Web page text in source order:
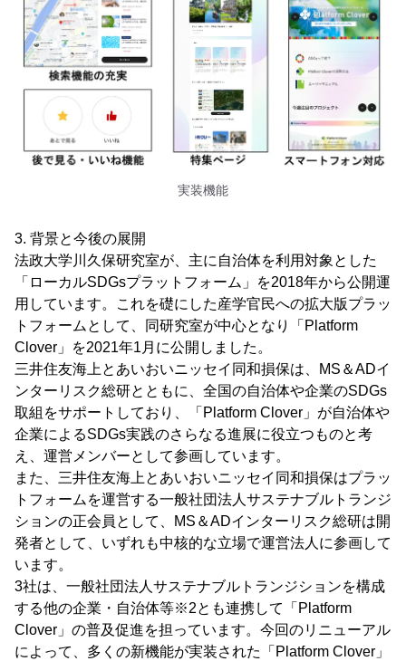
実装機能
3. 背景と今後の展開
法政大学川久保研究室が、主に自治体を利用対象とした
「ローカルSDGsプラットフォーム」を2018年から公開運
用しています。これを礎にした産学官民への拡大版プラッ
トフォームとして、同研究室が中心となり「Platform
Clover」を2021年1月に公開しました。
三井住友海上とあいおいニッセイ同和損保は、MS＆ADイ
ンターリスク総研とともに、全国の自治体や企業のSDGs
取組をサポートしており、「Platform Clover」が自治体や
企業によるSDGs実践のさらなる進展に役立つものと考
え、運営メンバーとして参画しています。
また、三井住友海上とあいおいニッセイ同和損保はプラッ
トフォームを運営する一般社団法人サステナブルトランジ
ションの正会員として、MS＆ADインターリスク総研は開
発者として、いずれも中核的な立場で運営法人に参画して
います。
3社は、一般社団法人サステナブルトランジションを構成
する他の企業・自治体等※2とも連携して「Platform
Clover」の普及促進を担っています。今回のリニューアル
によって、多くの新機能が実装された「Platform Clover」